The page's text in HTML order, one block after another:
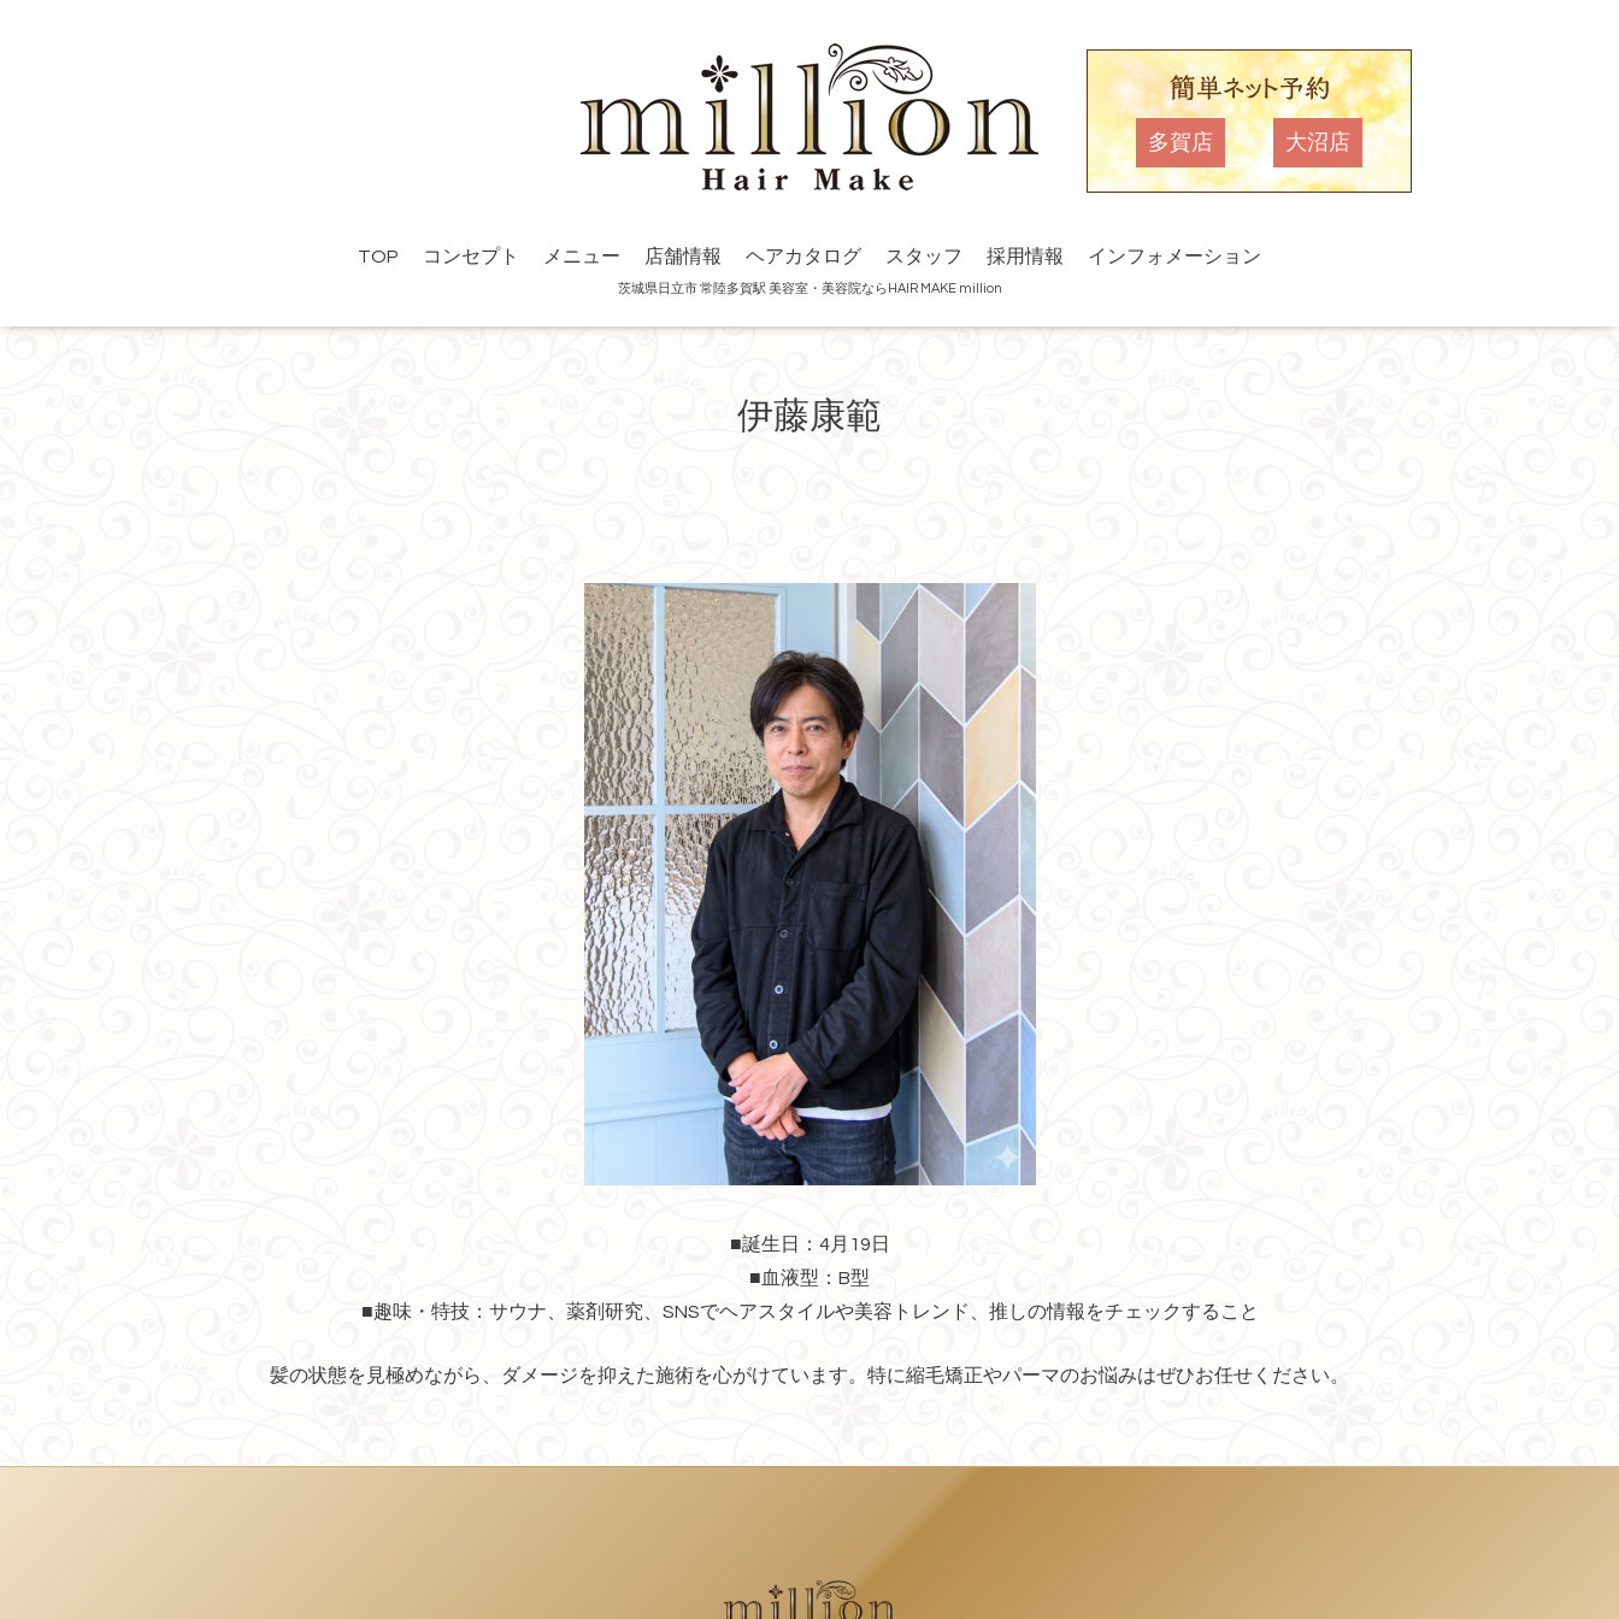
多賀店 大沼店
TOP コンセプト メニュー 店舗情報 ヘアカタログ スタッフ 採用情報 インフォメーション
茨城県日立市 常陸多賀駅 美容室・美容院ならHAIR MAKE million
伊藤康範
■誕生日：4月19日
■血液型：B型
■趣味・特技： サウナ、 薬剤研究、 SNSでヘアスタイルや美容トレンド、推しの情報をチェックすること
髪の状態を見極めながら、ダメージを抑えた施術を心がけています。特に縮毛矯正やパーマのお悩みはぜひお任せください。